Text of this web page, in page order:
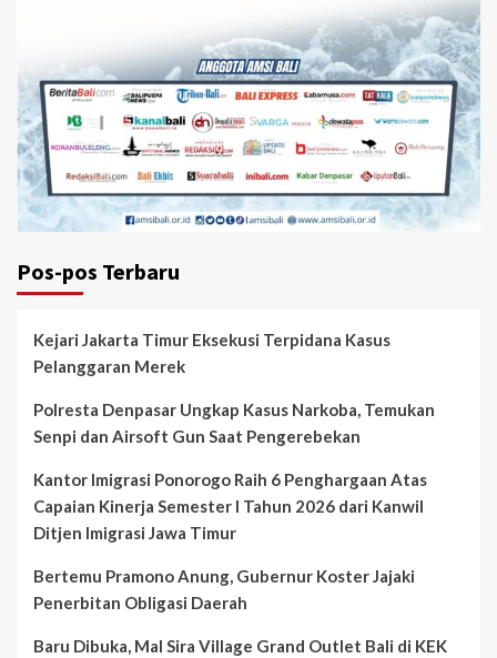
Pos-pos Terbaru
Kejari Jakarta Timur Eksekusi Terpidana Kasus
Pelanggaran Merek
Polresta Denpasar Ungkap Kasus Narkoba, Temukan
Senpi dan Airsoft Gun Saat Pengerebekan
Kantor Imigrasi Ponorogo Raih 6 Penghargaan Atas
Capaian Kinerja Semester I Tahun 2026 dari Kanwil
Ditjen Imigrasi Jawa Timur
Bertemu Pramono Anung, Gubernur Koster Jajaki
Penerbitan Obligasi Daerah
Baru Dibuka, Mal Sira Village Grand Outlet Bali di KEK